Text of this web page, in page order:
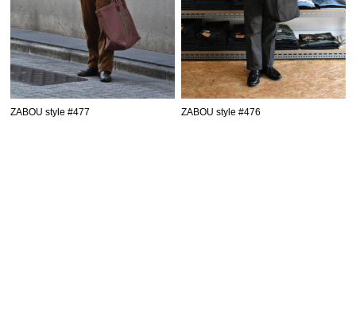
ZABOU style #477 ZABOU style #476